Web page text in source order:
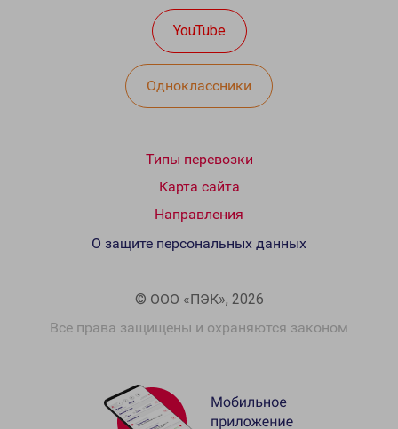
YouTube
Одноклассники
Типы перевозки
Карта сайта
Направления
© ООО «ПЭК», 2026
Все права защищены и охраняются законом
О защите персональных данных